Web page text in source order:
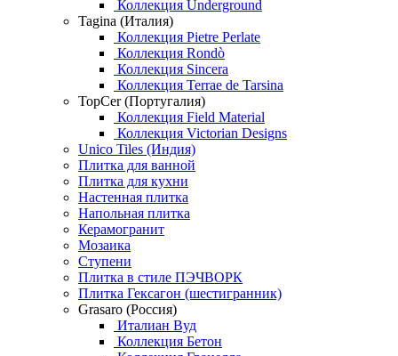
Коллекция Underground
Tagina (Италия)
Коллекция Pietre Perlate
Коллекция Rondò
Коллекция Sincera
Коллекция Terrae de Tarsina
TopCer (Португалия)
Коллекция Field Material
Коллекция Victorian Designs
Unico Tiles (Индия)
Плитка для ванной
Плитка для кухни
Настенная плитка
Напольная плитка
Керамогранит
Мозаика
Ступени
Плитка в стиле ПЭЧВОРК
Плитка Гексагон (шестигранник)
Grasaro (Россия)
Италиан Вуд
Коллекция Бетон